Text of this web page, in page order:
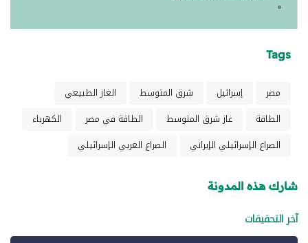
Tags
مصر إسرائيل شرق المتوسط
الغاز الطبيعي
الطاقة
غاز شرق المتوسط الطاقة في مصر
الكهرباء
الصراع الإسرائيلي الإيراني
الصراع العربي الإسرائيلي
شارك هذه المدونة
آخر التحقيقات